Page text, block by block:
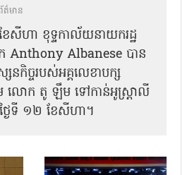
ត៌មាន
ែសីហា ខុទ្ទកាល័យនាយករដ្ឋ
Anthony Albanese បាន
កិច្ចរបស់អគ្គលេខា​បក្ស
ម លោក តូ ឡឹម ទៅកាន់អូស្ត្រាលី
ងៃទី ១២ ខែសីហា​។